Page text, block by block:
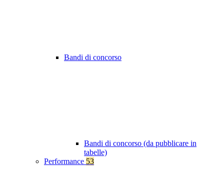
Bandi di concorso
Bandi di concorso (da pubblicare in
tabelle)
Performance 53